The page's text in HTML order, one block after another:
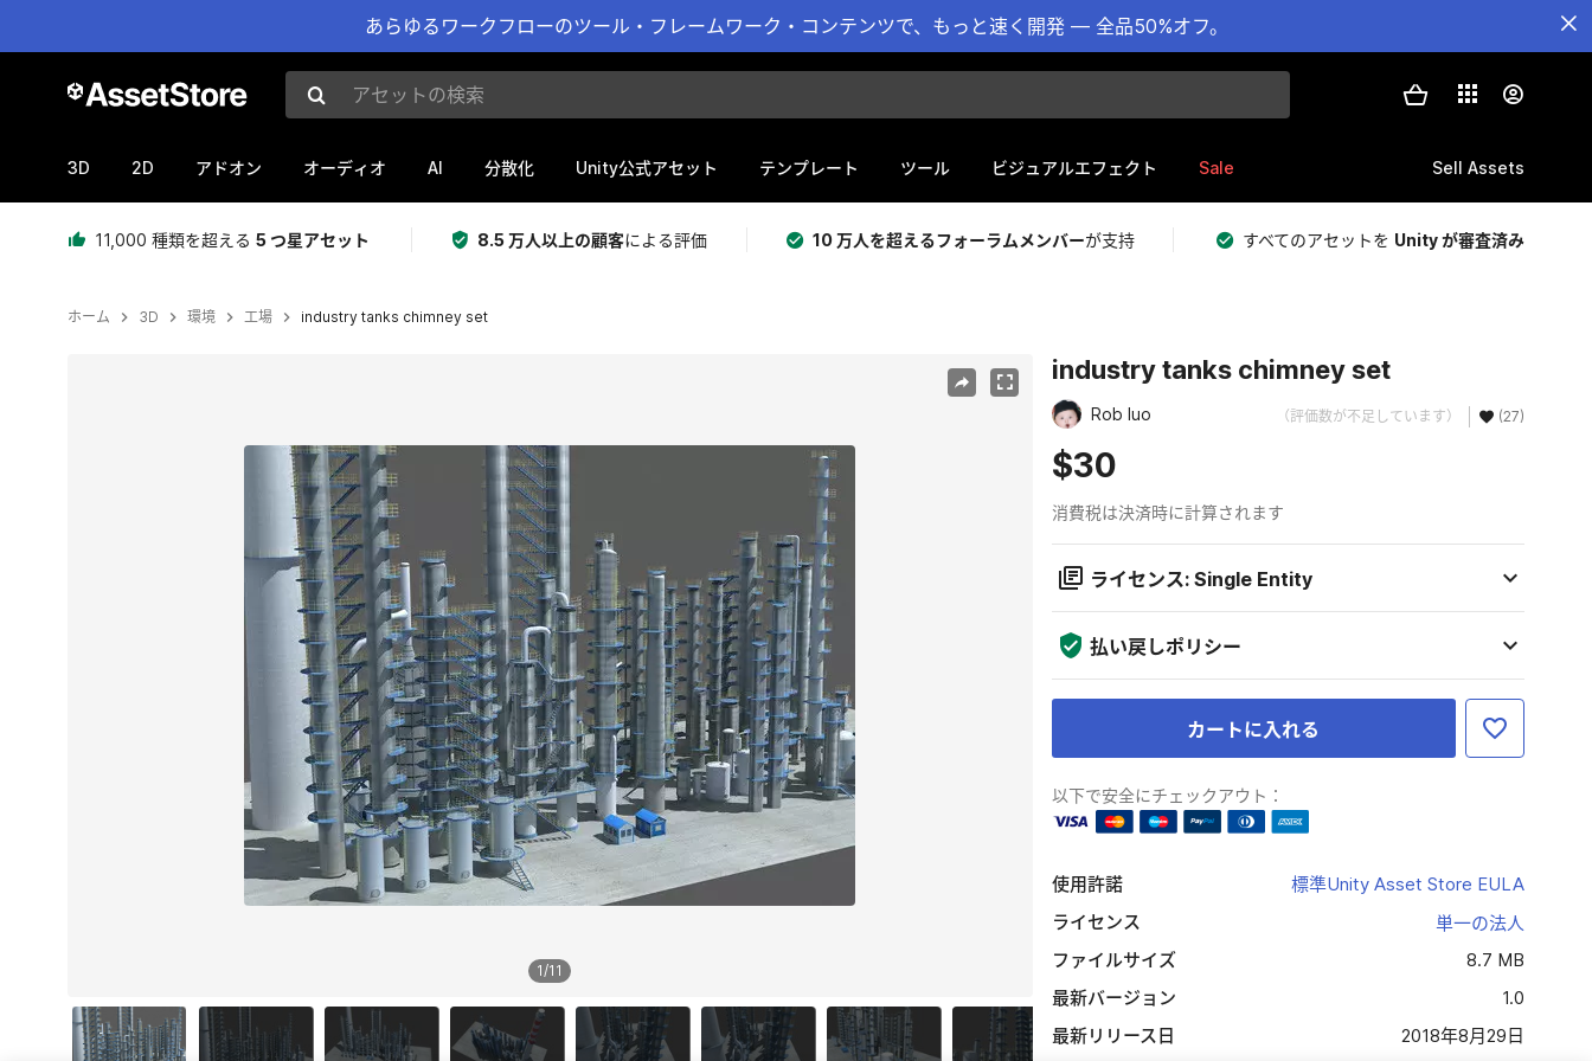
あらゆるワークフローのツール・フレームワーク・コンテンツで、もっと速く開発 — 全品50%オフ。
アセットの検索
3D 2D アドオン オーディオ AI 分散化 Unity公式アセット テンプレート ツール ビジュアルエフェクト Sale Sell Assets
11,000 種類を超える 5 つ星アセット 8.5 万人以上の顧客による評価 10 万人を超えるフォーラムメンバーが支持 すべてのアセットを Unity が審査済み
ホーム 3D 環境 工場 industry tanks chimney set
1/11
industry tanks chimney set
Rob luo （評価数が不足しています） (27)
$30
消費税は決済時に計算されます
ライセンス: Single Entity
払い戻しポリシー
カートに入れる
以下で安全にチェックアウト：
使用許諾
標準Unity Asset Store EULA
ライセンス
単一の法人
ファイルサイズ
8.7 MB
最新バージョン
1.0
最新リリース日
2018年8月29日